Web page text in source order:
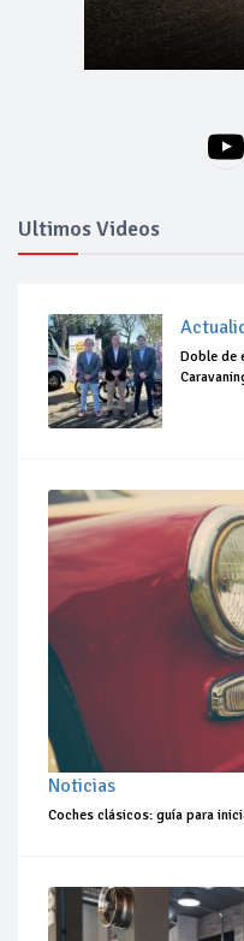
Ultimos Videos
Doble de
Noticias
Coches clásicos: guía para